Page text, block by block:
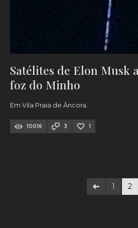
Satélites de Elon Musk
foz do Minho
Em Vila Praia de Âncora.
10016 3 1
1 2